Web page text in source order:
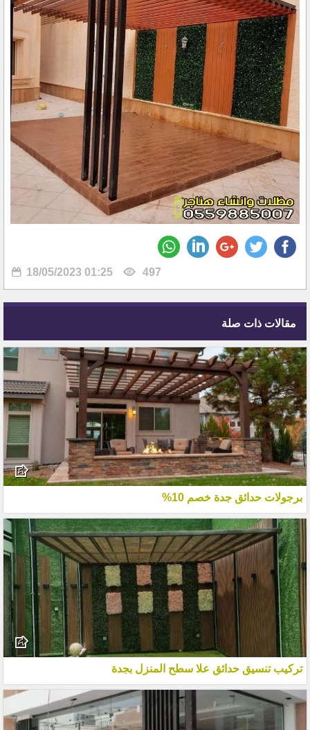
18/05/2023 01:25 497
مقالات ذات صلة
برجولات حدائق جدة خصم 10%
تركيب تنسيق حدائق علا سطح المنزل بجدة